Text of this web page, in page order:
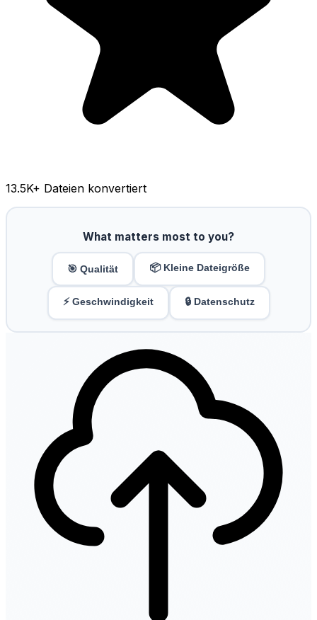
13.5K+ Dateien konvertiert
What matters most to you?
🎯 Qualität 📦 Kleine Dateigröße
⚡ Geschwindigkeit 🔒 Datenschutz